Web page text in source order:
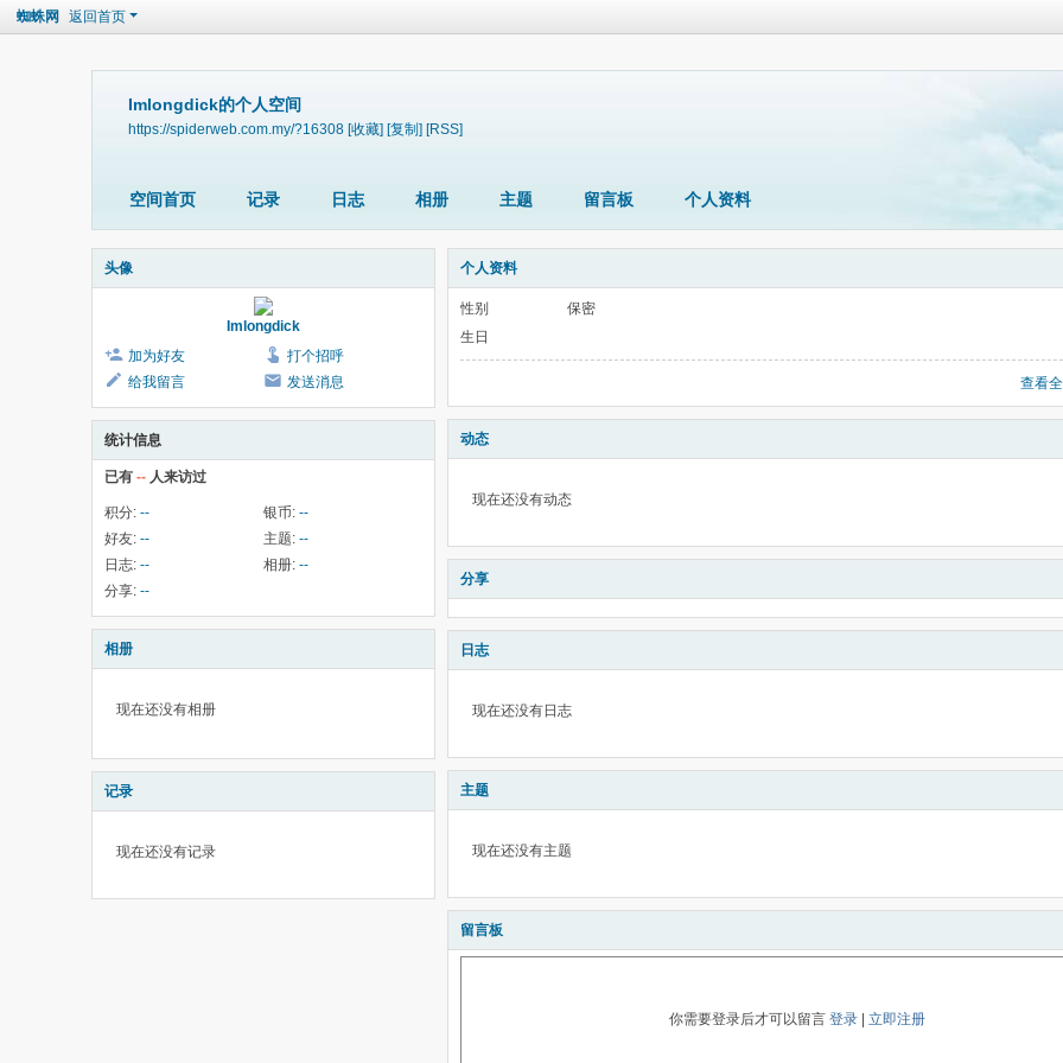
蜘蛛网 返回首页
Imlongdick的个人空间
https://spiderweb.com.my/?16308 [收藏] [复制] [RSS]
空间首页 记录 日志 相册 主题 留言板 个人资料
头像
Imlongdick
加为好友
打个招呼
给我留言
发送消息
统计信息
已有 -- 人来访过
积分: -- 银币: --
好友: -- 主题: --
日志: -- 相册: --
分享: --
相册
现在还没有相册
记录
现在还没有记录
个人资料
性别
保密
生日
查看
动态
现在还没有动态
分享
日志
现在还没有日志
主题
现在还没有主题
留言板
你需要登录后才可以留言 登录 立即注册